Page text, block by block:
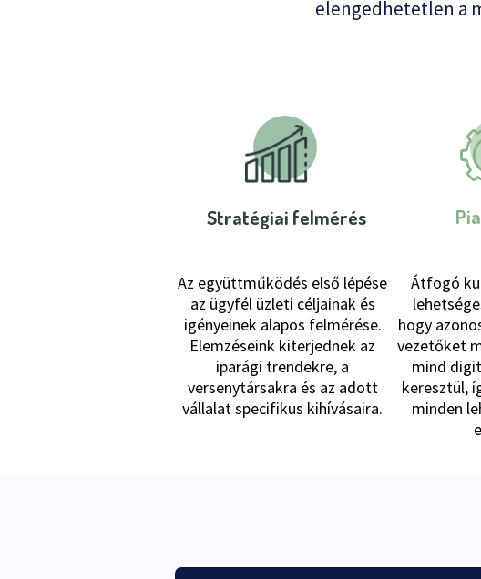
elengedhetetlen a
Stratégiai felmérés
Az együttműködés első lépése
az ügyfél üzleti céljainak és
igényeinek alapos felmérése.
Elemzéseink kiterjednek az
iparági trendekre, a
versenytársakra és az adott
vállalat specifikus kihívásaira.
Átfogó
hogy
vezetőket
mind
keresztül,
minden